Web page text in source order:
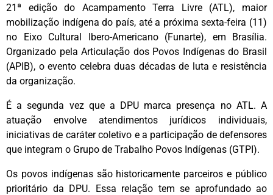
21ª edição do Acampamento Terra Livre (ATL), maior
mobilização indígena do país, até a próxima sexta-feira (11)
no Eixo Cultural Ibero-Americano (Funarte), em Brasília.
Organizado pela Articulação dos Povos Indígenas do Brasil
(APIB), o evento celebra duas décadas de luta e resistência
da organização.
É a segunda vez que a DPU marca presença no ATL. A
atuação envolve atendimentos jurídicos individuais,
iniciativas de caráter coletivo e a participação de defensores
que integram o Grupo de Trabalho Povos Indígenas (GTPI).
Os povos indígenas são historicamente parceiros e público
prioritário da DPU. Essa relação tem se aprofundado ao